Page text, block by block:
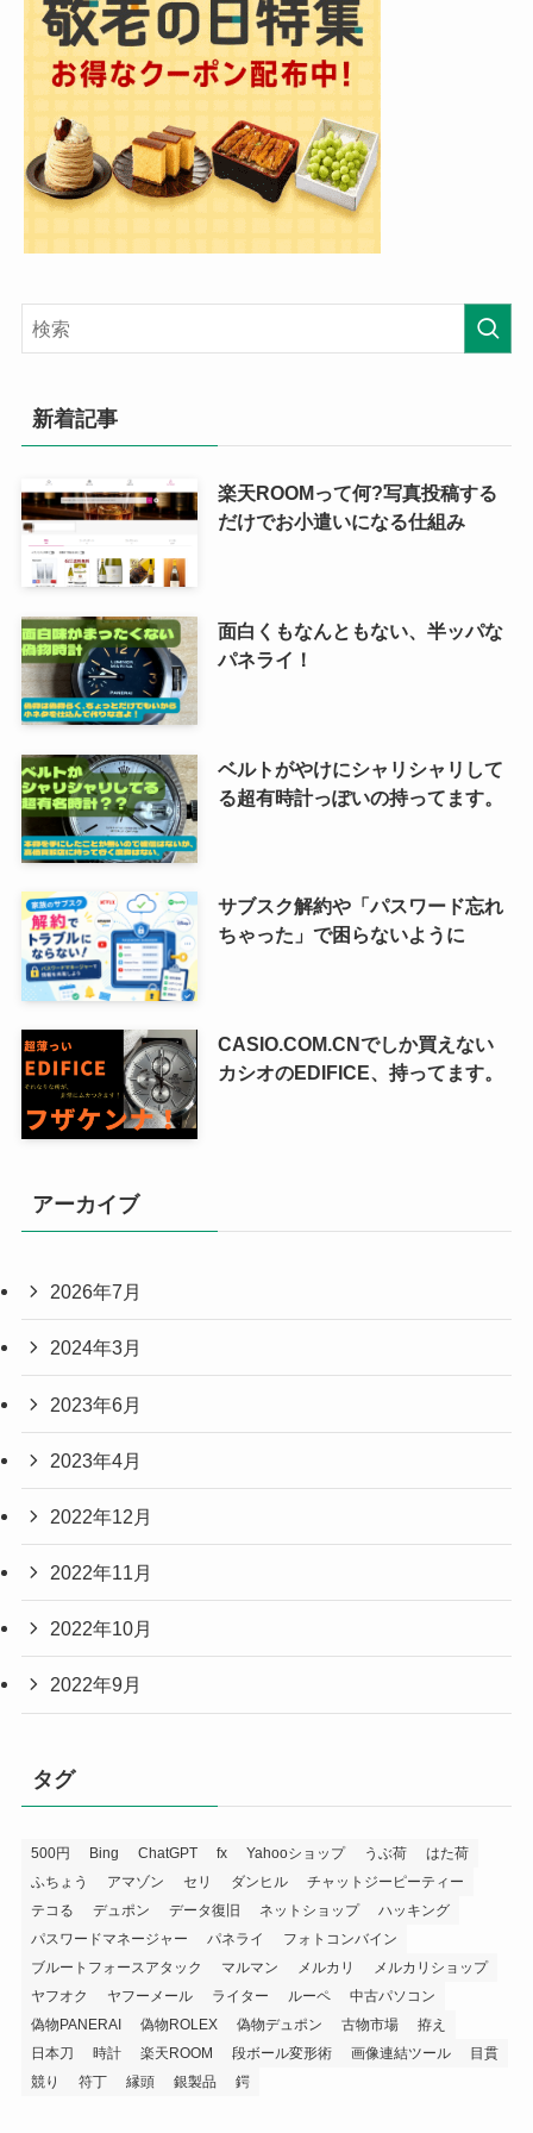
新着記事
楽天ROOMって何?写真投稿する
だけでお小遣いになる仕組み
面白くもなんともない、半ッパな
パネライ！
ベルトがやけにシャリシャリして
る超有時計っぽいの持ってます。
サブスク解約や「パスワード忘れ
ちゃった」で困らないように
CASIO.COM.CNでしか買えない
カシオのEDIFICE、持ってます。
アーカイブ
2026年7月
2024年3月
2023年6月
2023年4月
2022年12月
2022年11月
2022年10月
2022年9月
タグ
500円 Bing ChatGPT fx Yahooショップ うぶ荷
はた荷
ふちょう
アマゾン セリ ダンヒル
チャットジーピーティー
テコる
デュポン データ復旧 ネットショップ
ハッキング
パスワードマネージャー
パネライ
フォトコンバイン
ブルートフォースアタック
マルマン メルカリ
メルカリショップ
ヤフオク
ヤフーメール ライター ルーペ
中古パソコン
偽物PANERAI
偽物ROLEX 偽物デュポン 古物市場
拵え
日本刀
時計 楽天ROOM 段ボール変形術 画像連結ツール
目貫
競り
符丁 縁頭 銀製品 鍔